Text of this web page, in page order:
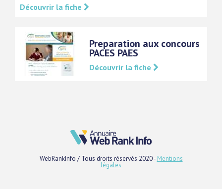
Découvrir la fiche
Preparation aux concours
PACES PAES
Découvrir la fiche
WebRankInfo / Tous droits réservés 2020 - Mentions
légales